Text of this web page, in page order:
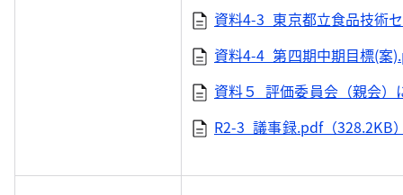
資料4-3_東京都立食品技術
資料4-4_第四期中期目標(案
資料５_評価委員会（親会
R2-3_議事録.pdf（328.2KB